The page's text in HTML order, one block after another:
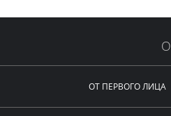
ОТ ПЕРВОГО ЛИЦА